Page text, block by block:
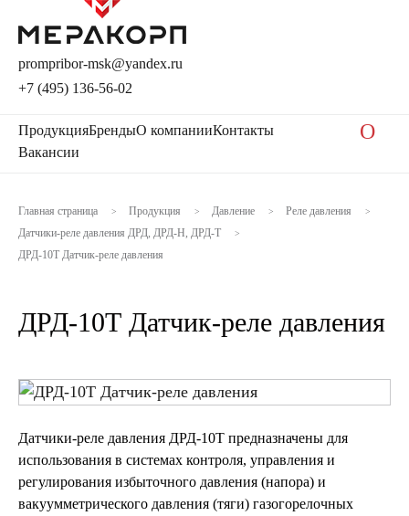
prompribor-msk@yandex.ru
+7 (495) 136-56-02
ПродукцияБрендыО компанииКонтакты
Вакансии
O
Главная страница > Продукция > Давление > Реле давления >
Датчики-реле давления ДРД, ДРД-Н, ДРД-Т >
ДРД-10Т Датчик-реле давления
ДРД-10Т Датчик-реле давления
Датчики-реле давления ДРД-10Т предназначены для
использования в системах контроля, управления и
регулирования избыточного давления (напора) и
вакуумметрического давления (тяги) газогорелочных